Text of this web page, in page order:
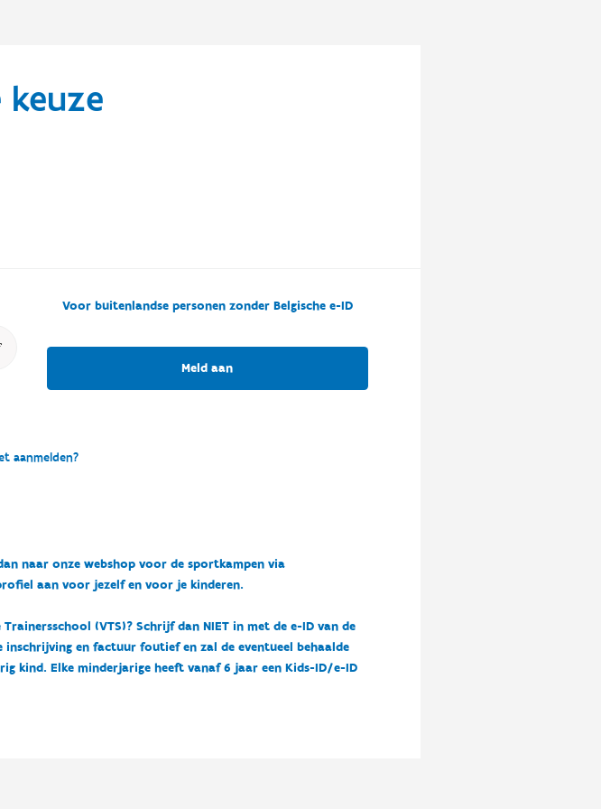
keuze
Voor buitenlandse personen zonder Belgische e-ID
Meld aan
aanmelden?
naar onze webshop voor de sportkampen via
aan voor jezelf en voor je kinderen.
(VTS)? Schrijf dan NIET in met de e-ID van de
en factuur foutief en zal de eventueel behaalde
kind. Elke minderjarige heeft vanaf 6 jaar een Kids-ID/e-ID